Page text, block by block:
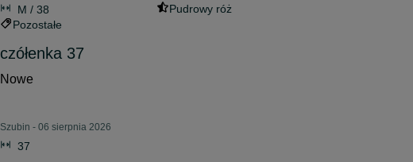
M / 38
Pudrowy róż
Pozostałe
czółenka 37
Nowe
Szubin - 06 sierpnia 2026
37